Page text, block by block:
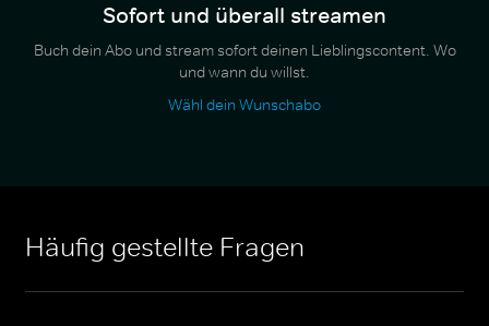
Sofort und überall streamen
Buch dein Abo und stream sofort deinen Lieblingscontent. Wo
und wann du willst.
Wähl dein Wunschabo
Häufig gestellte Fragen